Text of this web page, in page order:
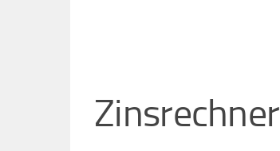
Zinsrechner